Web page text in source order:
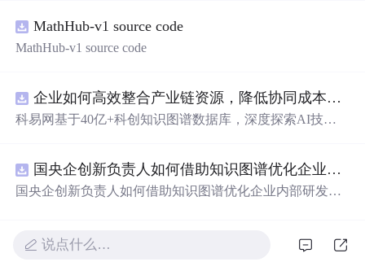
中还提及了5G预商用进展、恐龙羽毛蛋白研究、以及旅游
扶贫分红等社会热点。
MathHub-v1 source code
MathHub-v1 source code
企业如何高效整合产业链资源，降低协同成本？.docx
科易网基于40亿+科创知识图谱数据库，深度探索AI技术
新领域的AI+数智化解决方案，推动科技创新与产业创新
智能化发展。
国央企创新负责人如何借助知识图谱优化企业内部研发资源协同？.docx
国央企创新负责人如何借助知识图谱优化企业内部研发资
说点什么…